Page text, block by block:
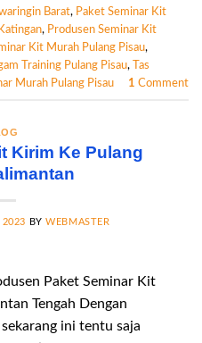
Barat, Paket Seminar Kit
, Produsen Seminar Kit
Kit Murah Pulang Pisau,
Training Pulang Pisau,
Tas
Murah Pulang Pisau 1 Comment
Kirim Ke Pulang
2023 BYWEBMASTER
Paket Seminar Kit
Tengah Dengan
ini tentu saja